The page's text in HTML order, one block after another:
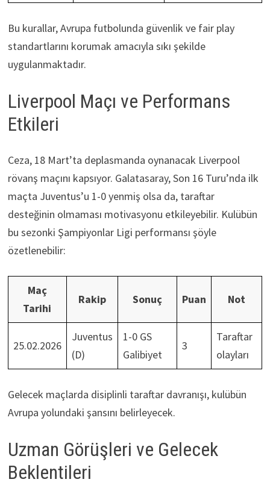
Bu kurallar, Avrupa futbolunda güvenlik ve fair play
standartlarını korumak amacıyla sıkı şekilde
uygulanmaktadır.
Liverpool Maçı ve Performans
Etkileri
Ceza, 18 Mart’ta deplasmanda oynanacak Liverpool
rövanş maçını kapsıyor. Galatasaray, Son 16 Turu’nda ilk
maçta Juventus’u 1-0 yenmiş olsa da, taraftar
desteğinin olmaması motivasyonu etkileyebilir. Kulübün
bu sezonki Şampiyonlar Ligi performansı şöyle
özetlenebilir:
Maç
Tarihi
Rakip Sonuç Puan Not
25.02.2026
Juventus
(D)
1-0 GS
Galibiyet
3
Taraftar
olayları
Gelecek maçlarda disiplinli taraftar davranışı, kulübün
Avrupa yolundaki şansını belirleyecek.
Uzman Görüşleri ve Gelecek
Beklentileri